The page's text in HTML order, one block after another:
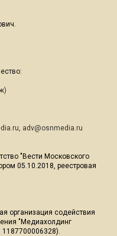
, adv@osnmedia.ru
"Вести Московского
05.10.2018, реестровая
организация содействия
"Медиахолдинг